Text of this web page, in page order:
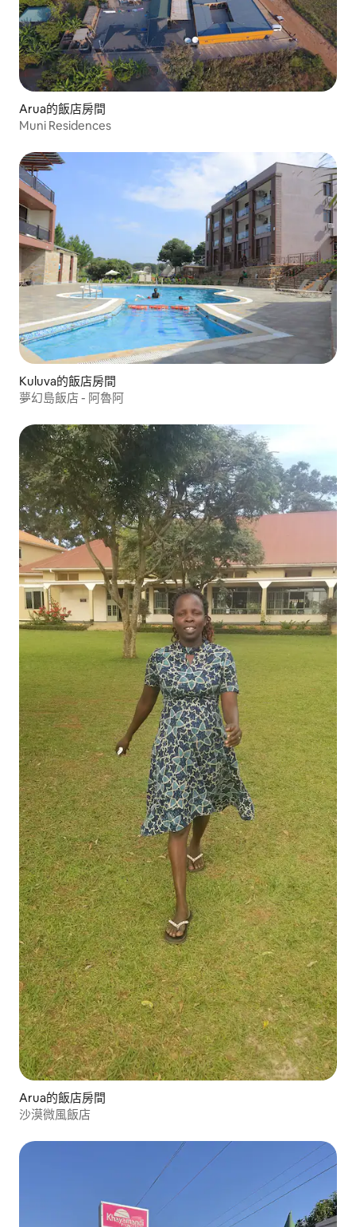
Arua的飯店房間
Muni Residences
Kuluva的飯店房間
夢幻島飯店 - 阿魯阿
Arua的飯店房間
沙漠微風飯店